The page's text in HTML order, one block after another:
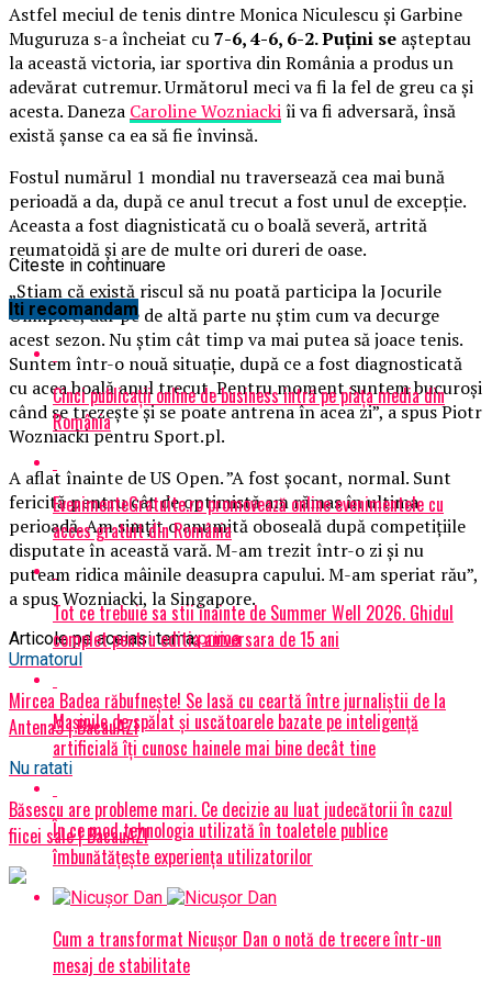
Astfel meciul de tenis dintre Monica Niculescu și Garbine
Muguruza s-a încheiat cu7-6, 4-6, 6-2. Puțini se așteptau
la această victoria, iar sportiva din România a produs un
adevărat cutremur. Următorul meci va fi la fel de greu ca și
acesta. Daneza Caroline Wozniackiîi va fi adversară, însă
există șanse ca ea să fie învinsă.
Fostul numărul 1 mondial nu traversează cea mai bună
perioadă a da, după ce anul trecut a fost unul de excepție.
Aceasta a fost diagnisticată cu o boală severă, artrită
reumatoidă și are de multe ori dureri de oase.
„Ştiam că există riscul să nu poată participa la Jocurile
Olimpice, dar pe de altă parte nu ştim cum va decurge
acest sezon. Nu ştim cât timp va mai putea să joace tenis.
Suntem într-o nouă situaţie, după ce a fost diagnosticată
cu acea boală anul trecut. Pentru moment suntem bucuroşi
când se trezeşte şi se poate antrena în acea zi”, a spus Piotr
Wozniacki pentru Sport.pl.
A aflat înainte de US Open. ”A fost şocant, normal. Sunt
fericită pentru cât de optimistă am rămas în ultima
perioadă. Am simţit o anumită oboseală după competiţiile
disputate în această vară. M-am trezit într-o zi şi nu
puteam ridica mâinile deasupra capului. M-am speriat rău”,
a spus Wozniacki, la Singapore.
Articole pe aceiasi tema:prima
Urmatorul
Mircea Badea răbufnește! Se lasă cu ceartă între jurnaliștii de la
Antena3 | BacauAZI
Nu ratati
Băsescu are probleme mari. Ce decizie au luat judecătorii în cazul
fiicei sale | BacauAZI
Citeste in continuare
Iti recomandam
Cinci publicații online de business intră pe piața media din
România
EvenimenteGratuite.ro promovează online evenimentele cu
acces gratuit din România
Tot ce trebuie sa stii inainte de Summer Well 2026. Ghidul
complet pentru editia aniversara de 15 ani
Mașinile de spălat și uscătoarele bazate pe inteligență
artificială îți cunosc hainele mai bine decât tine
În ce mod tehnologia utilizată în toaletele publice
îmbunătățește experiența utilizatorilor
Cum a transformat Nicușor Dan o notă de trecere într-un
mesaj de stabilitate